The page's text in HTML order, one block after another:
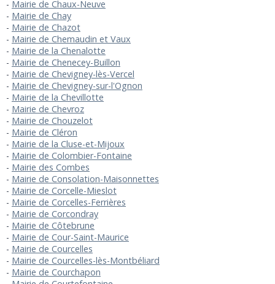
Mairie de Chaux-Neuve
Mairie de Chay
Mairie de Chazot
Mairie de Chemaudin et Vaux
Mairie de la Chenalotte
Mairie de Chenecey-Buillon
Mairie de Chevigney-lès-Vercel
Mairie de Chevigney-sur-l'Ognon
Mairie de la Chevillotte
Mairie de Chevroz
Mairie de Chouzelot
Mairie de Cléron
Mairie de la Cluse-et-Mijoux
Mairie de Colombier-Fontaine
Mairie des Combes
Mairie de Consolation-Maisonnettes
Mairie de Corcelle-Mieslot
Mairie de Corcelles-Ferrières
Mairie de Corcondray
Mairie de Côtebrune
Mairie de Cour-Saint-Maurice
Mairie de Courcelles
Mairie de Courcelles-lès-Montbéliard
Mairie de Courchapon